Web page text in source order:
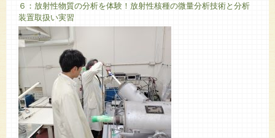
６：放射性物質の分析を体験！放射性核種の微量分析技術と分析
装置取扱い実習